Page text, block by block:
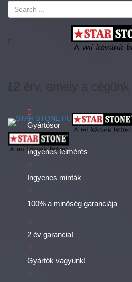
12 érv, amely a
Gyártósor
Ingyenes felmérés
Ingyenes minták
100% a minőség garanciája
2 év garancia!
Gyártók vagyunk!